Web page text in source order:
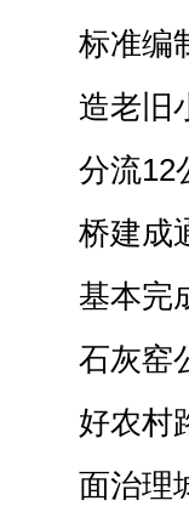
标准编
造老旧
分流12
桥建成
基本完
石灰窑
好农村
面治理